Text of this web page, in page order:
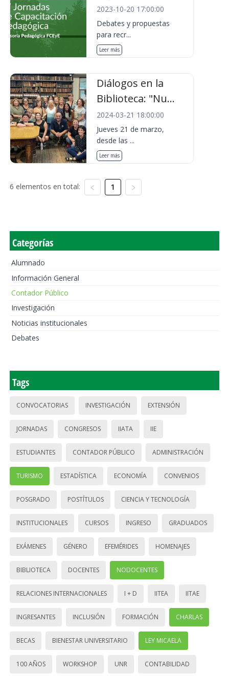
2023-10-20 17:00:00
Debates y propuestas
para recr...
Leer más
Diálogos en la
Biblioteca: "Nu...
2024-03-21 18:00:00
Jueves 21 de marzo,
desde las ...
Leer más
6 elementos en total: 1
Categorías
Alumnado
Información General
Contador Público
Investigación
Noticias institucionales
Debates
Tags
CONVOCATORIAS INVESTIGACIÓN EXTENSIÓN
JORNADAS CONGRESOS IIATA IIE
ESTUDIANTES CONTADOR PÚBLICO ADMINISTRACIÓN
TURISMO ESTADÍSTICA ECONOMÍA CONVENIOS
POSGRADO POSTÍTULOS CIENCIA Y TECNOLOGÍA
INSTITUCIONALES CURSOS INGRESO GRADUADOS
EXÁMENES GÉNERO EFEMÉRIDES HOMENAJES
BIBLIOTECA DOCENTES NODOCENTES
RELACIONES INTERNACIONALES I + D IITEA IITAE
INGRESANTES INCLUSIÓN FORMACIÓN CHARLAS
BECAS BIENESTAR UNIVERSITARIO LEY MICAELA
100 AÑOS WORKSHOP UNR CONTABILIDAD